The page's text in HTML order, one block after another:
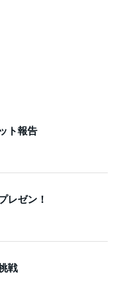
ト報告
レゼン！
戦